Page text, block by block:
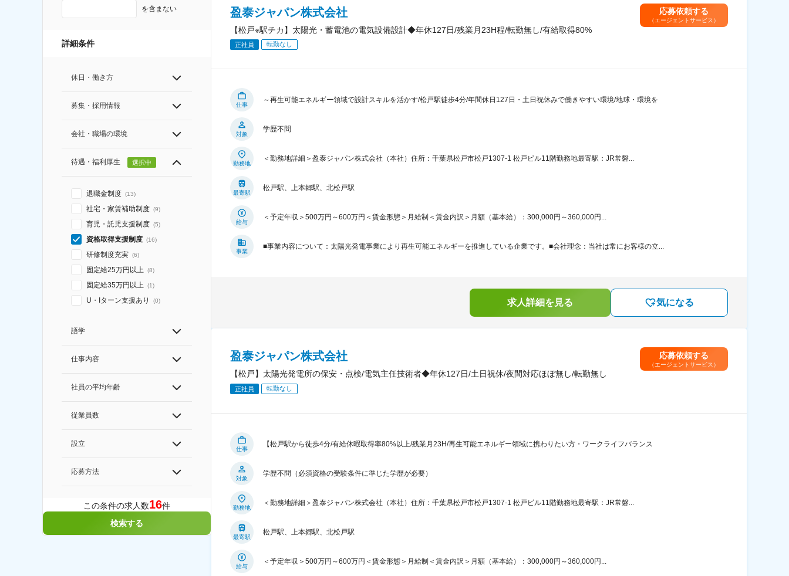
を含まない
詳細条件
休日・働き方
募集・採用情報
会社・職場の環境
待遇・福利厚生 選択中
退職金制度 (13)
社宅・家賃補助制度 (9)
育児・託児支援制度 (5)
資格取得支援制度 (16)
研修制度充実 (6)
固定給25万円以上 (8)
固定給35万円以上 (1)
U・Iターン支援あり (0)
語学
仕事内容
社員の平均年齢
従業員数
設立
応募方法
この条件の求人数16件
検索する
盈泰ジャパン株式会社
【松戸※駅チカ】太陽光・蓄電池の電気設備設計◆年休127日/残業月23H程/転勤無し/有給取得80%
正社員 転勤なし
応募依頼する
（エージェントサービス）
仕事
～再生可能エネルギー領域で設計スキルを活かす/松戸駅徒歩4分/年間休日127日・土日祝休みで働きやすい環境/地球・環境を
対象
学歴不問
勤務地
＜勤務地詳細＞盈泰ジャパン株式会社（本社）住所：千葉県松戸市松戸1307-1 松戸ビル11階勤務地最寄駅：JR常磐...
最寄駅
松戸駅、上本郷駅、北松戸駅
給与
＜予定年収＞500万円～600万円＜賃金形態＞月給制＜賃金内訳＞月額（基本給）：300,000円～360,000円...
事業
■事業内容について：太陽光発電事業により再生可能エネルギーを推進している企業です。■会社理念：当社は常にお客様の立...
求人詳細を見る 気になる
盈泰ジャパン株式会社
【松戸】太陽光発電所の保安・点検/電気主任技術者◆年休127日/土日祝休/夜間対応ほぼ無し/転勤無し
正社員 転勤なし
応募依頼する
（エージェントサービス）
仕事
【松戸駅から徒歩4分/有給休暇取得率80%以上/残業月23H/再生可能エネルギー領域に携わりたい方・ワークライフバランス
対象
学歴不問（必須資格の受験条件に準じた学歴が必要）
勤務地
＜勤務地詳細＞盈泰ジャパン株式会社（本社）住所：千葉県松戸市松戸1307-1 松戸ビル11階勤務地最寄駅：JR常磐...
最寄駅
松戸駅、上本郷駅、北松戸駅
給与
＜予定年収＞500万円～600万円＜賃金形態＞月給制＜賃金内訳＞月額（基本給）：300,000円～360,000円...